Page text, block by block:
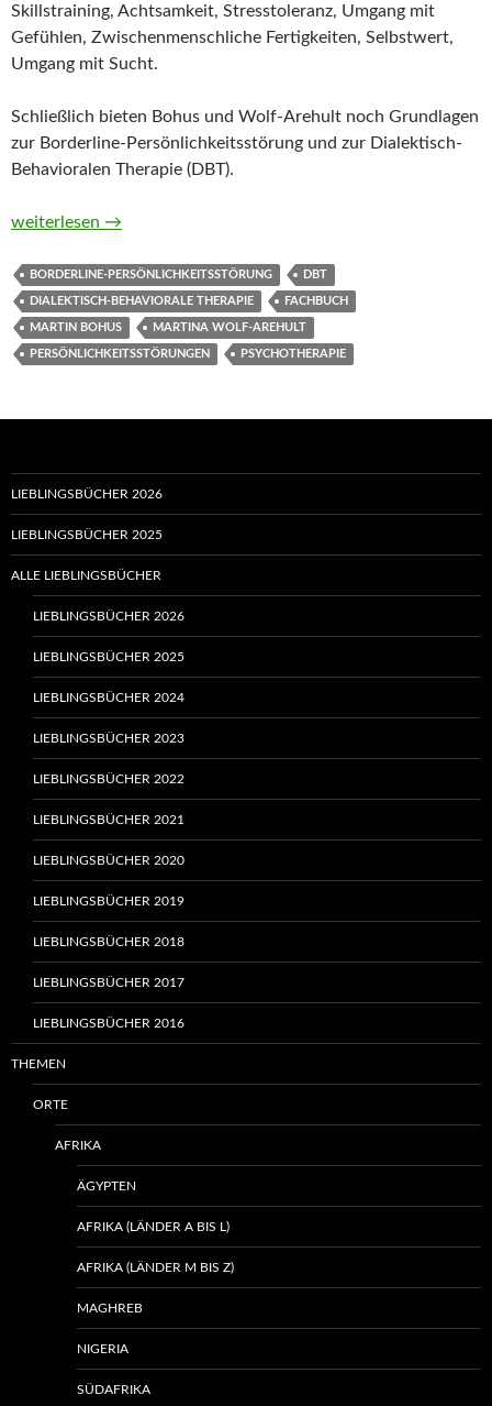
Skillstraining, Achtsamkeit, Stresstoleranz, Umgang mit
Gefühlen, Zwischenmenschliche Fertigkeiten, Selbstwert,
Umgang mit Sucht.
Schließlich bieten Bohus und Wolf-Arehult noch Grundlagen
zur Borderline-Persönlichkeitsstörung und zur Dialektisch-
Behavioralen Therapie (DBT).
Interaktives Skillstraining für Borderline-Patienten. Das
weiterlesen →
BORDERLINE-PERSÖNLICHKEITSSTÖRUNG DBT
DIALEKTISCH-BEHAVIORALE THERAPIE FACHBUCH
MARTIN BOHUS MARTINA WOLF-AREHULT
PERSÖNLICHKEITSSTÖRUNGEN PSYCHOTHERAPIE
LIEBLINGSBÜCHER 2026
LIEBLINGSBÜCHER 2025
ALLE LIEBLINGSBÜCHER
LIEBLINGSBÜCHER 2026
LIEBLINGSBÜCHER 2025
LIEBLINGSBÜCHER 2024
LIEBLINGSBÜCHER 2023
LIEBLINGSBÜCHER 2022
LIEBLINGSBÜCHER 2021
LIEBLINGSBÜCHER 2020
LIEBLINGSBÜCHER 2019
LIEBLINGSBÜCHER 2018
LIEBLINGSBÜCHER 2017
LIEBLINGSBÜCHER 2016
THEMEN
ORTE
AFRIKA
ÄGYPTEN
AFRIKA (LÄNDER A BIS L)
AFRIKA (LÄNDER M BIS Z)
MAGHREB
NIGERIA
SÜDAFRIKA